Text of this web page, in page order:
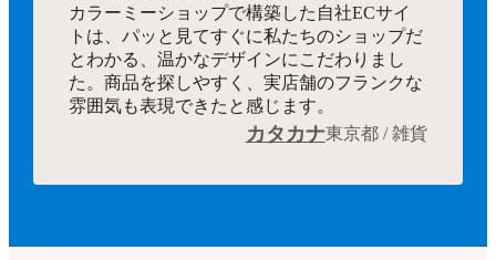
カラーミーショップで構築した自社ECサイ
トは、パッと見てすぐに私たちのショップだ
とわかる、温かなデザインにこだわりまし
た。商品を探しやすく、実店舗のフランクな
雰囲気も表現できたと感じます。
カタカナ東京都 / 雑貨